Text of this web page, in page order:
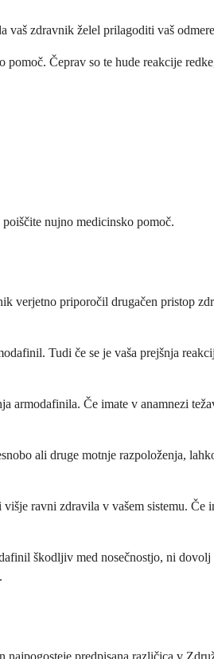
zdravnik želel prilagoditi vaš
Čeprav so te hude reakcije
nujno medicinsko pomoč.
priporočil drugačen pristop
Tudi če se je vaša prejšnja
Če imate v anamnezi
ali druge motnje razpoloženja,
ravni zdravila v vašem sistemu.
škodljiv med nosečnostjo, ni
predpisana različica v